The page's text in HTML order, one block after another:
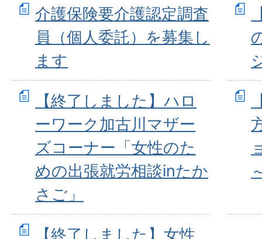
介護保険要介護認定調査
員（個人委託）を募集し
ます
【終了しました】ハロ
ーワーク加古川マザー
ズコーナー「女性のた
めの出張就労相談inたか
さご」
【終了しました】女性